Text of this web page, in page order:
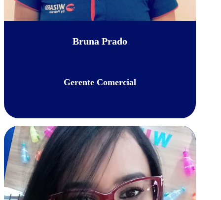
Bruna Prado
Gerente Comercial